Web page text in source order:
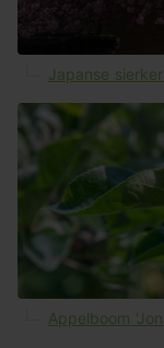
Japanse
Appelboom